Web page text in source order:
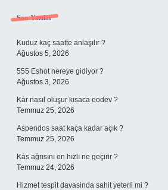
Sidebar
Son Yazılar
Kuduz kaç saatte anlaşılır ?
Ağustos 5, 2026
555 Eshot nereye gidiyor ?
Ağustos 3, 2026
Kar nasıl oluşur kısaca eodev ?
Temmuz 25, 2026
Aspendos saat kaça kadar açık ?
Temmuz 25, 2026
Kas ağrısını en hızlı ne geçirir ?
Temmuz 24, 2026
Hizmet tespit davasinda sahit yeterli mi ?